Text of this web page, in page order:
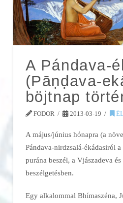
A Pándava-
(Pāṇḍava-
böjtnap
FODOR 2013-03-19
A május/június hónapra (a
Pándava-nirdzsalá-ékádasiról
purána beszél, a Vjászadeva
beszélgetésben.
Egy alkalommal Bhímaszéna,